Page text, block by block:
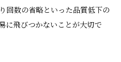
回数の省略といった品質低下の
に飛びつかないことが大切で